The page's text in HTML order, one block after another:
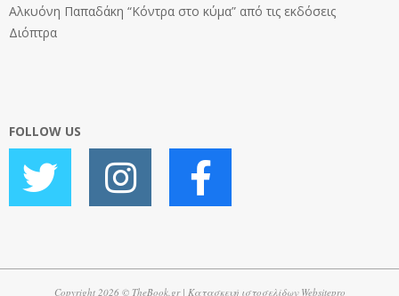
Αλκυόνη Παπαδάκη “Κόντρα στο κύμα” από τις εκδόσεις
Διόπτρα
FOLLOW US
Copyright 2026 © TheBook.gr | Κατασκευή ιστοσελίδων Websitepro